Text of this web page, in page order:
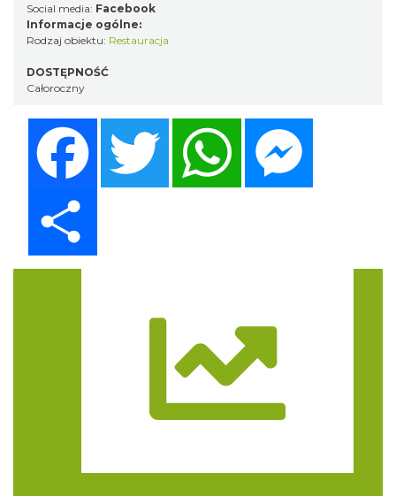
Social media: Facebook
Informacje ogólne:
Rodzaj obiektu: Restauracja
DOSTĘPNOŚĆ
Całoroczny
Twitter WhatsApp